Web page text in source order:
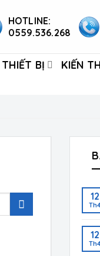
HOTLINE:
0559.536.268
BỊ
KIẾN
12
12